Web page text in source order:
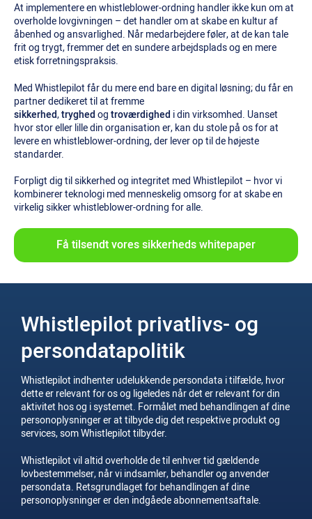
At implementere en whistleblower-ordning handler ikke kun om at
overholde lovgivningen – det handler om at skabe en kultur af
åbenhed og ansvarlighed. Når medarbejdere føler, at de kan tale
frit og trygt, fremmer det en sundere arbejdsplads og en mere
etisk forretningspraksis.
Med Whistlepilot får du mere end bare en digital løsning; du får en
partner dedikeret til at fremme
sikkerhed,tryghed og troværdighed i din virksomhed. Uanset
hvor stor eller lille din organisation er, kan du stole på os for at
levere en whistleblower-ordning, der lever op til de højeste
standarder.
Forpligt dig til sikkerhed og integritet med Whistlepilot – hvor vi
kombinerer teknologi med menneskelig omsorg for at skabe en
virkelig sikker whistleblower-ordning for alle.
Få tilsendt vores sikkerheds whitepaper
Whistlepilot privatlivs- og
persondatapolitik
Whistlepilot indhenter udelukkende persondata i tilfælde, hvor
dette er relevant for os og ligeledes når det er relevant for din
aktivitet hos og i systemet. Formålet med behandlingen af dine
personoplysninger er at tilbyde dig det respektive produkt og
services, som Whistlepilot tilbyder.
Whistlepilot vil altid overholde de til enhver tid gældende
lovbestemmelser, når vi indsamler, behandler og anvender
persondata. Retsgrundlaget for behandlingen af dine
personoplysninger er den indgåede abonnementsaftale.